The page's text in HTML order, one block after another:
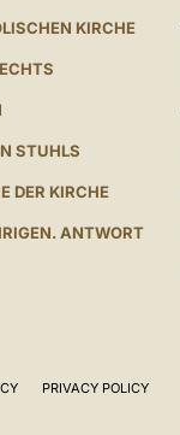
KIRCHE
STUHLS
DER KIRCHE
ANTWORT
PRIVACY POLICY